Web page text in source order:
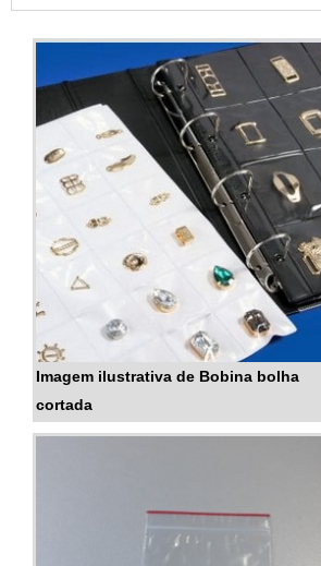
produtos nele embalados.MAIS
IMPORTANTES SOBRE O PRODUTOA
plástico bolha é desenvolvida através da
Imagem ilustrativa de Bobina bolha
cortada